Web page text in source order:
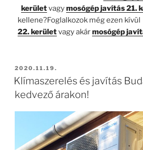
kerületvagymosógép javítás 21.
kellene?Foglalkozok még ezen kívül
22. kerületvagy akármosógép
BEKÜLDVE:
2020.11.19.
Klímaszerelés és javítás
kedvező árakon!